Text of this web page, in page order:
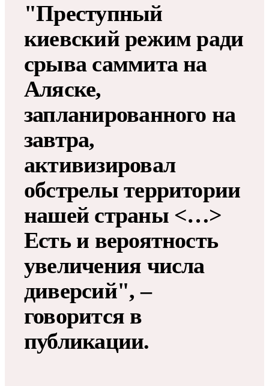
"Преступный
киевский режим ради
срыва саммита на
Аляске,
запланированного на
завтра,
активизировал
обстрелы территории
нашей страны <…>
Есть и вероятность
увеличения числа
диверсий", –
говорится в
публикации.